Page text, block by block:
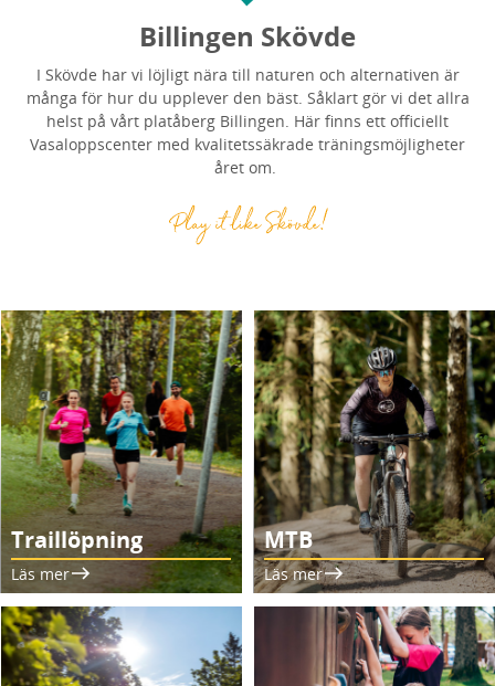
Billingen Skövde
I Skövde har vi löjligt nära till naturen och alternativen är
många för hur du upplever den bäst. Såklart gör vi det allra
helst på vårt platåberg Billingen. Här finns ett officiellt
Vasaloppscenter med kvalitetssäkrade träningsmöjligheter
året om.
Traillöpning
Läs mer
MTB
Läs mer